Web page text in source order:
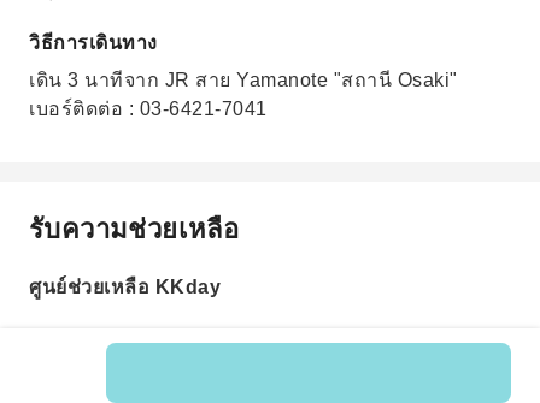
วิธีการเดินทาง
เดิน 3 นาทีจาก JR สาย Yamanote "สถานี Osaki"
เบอร์ติดต่อ : 03-6421-7041
รับความช่วยเหลือ
ศูนย์ช่วยเหลือ KKday